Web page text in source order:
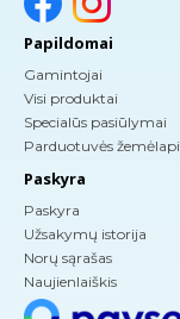
Papildomai
Gamintojai
Visi produktai
Specialūs pasiūlymai
Parduotuvės
Paskyra
Paskyra
Užsakymų istorija
Norų sąrašas
Naujienlaiškis